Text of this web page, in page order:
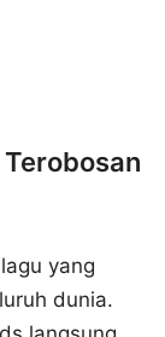
yang
dunia.